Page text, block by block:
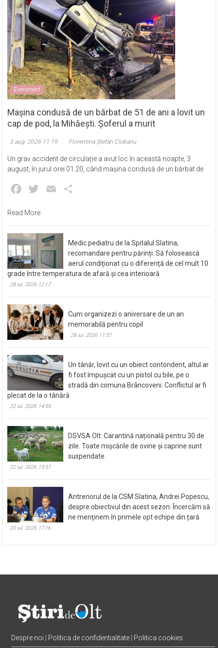
Eveniment
Mașina condusă de un bărbat de 51 de ani a lovit un
cap de pod, la Mihăești. Șoferul a murit
3 aug. 2026 11:19 Florentina Ștefan Ciobanu
Un grav accident de circulație a avut loc în această noapte, 3
august, în jurul orei 01.20, când mașina condusă de un bărbat de
Facebook
Twitter Email
Read More
Medic pediatru de la Spitalul Slatina,
recomandare pentru părinți: Să folosească
aerul condiționat cu o diferență de cel mult 10
grade între temperatura de afară și cea interioară
28 iul. 2026 12:17
Cum organizezi o aniversare de un an
memorabilă pentru copil
28 iul. 2026 11:57
Un tânăr, lovit cu un obiect contondent, altul ar
fi fost împușcat cu un pistol cu bile, pe o
stradă din comuna Brâncoveni. Conflictul ar fi
plecat de la o tânără
22 iul. 2026 14:55
DSVSA Olt: Carantină națională pentru 30 de
zile. Toate mișcările de ovine și caprine sunt
suspendate
22 iul. 2026 13:57
Antrenorul de la CSM Slatina, Andrei Popescu,
despre obiectivul din acest sezon: Încercăm să
ne menținem în primele opt echipe din țară
20 iul. 2026 17:16
Despre noi Politica de confidentialitate Politica cookies